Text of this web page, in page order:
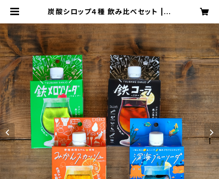
炭酸シロップ４種 飲み比べセット | c